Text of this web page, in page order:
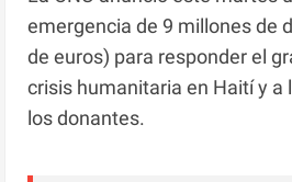
emergencia de 9 millones de
de euros) para responder el
crisis humanitaria en Haití y a
los donantes.